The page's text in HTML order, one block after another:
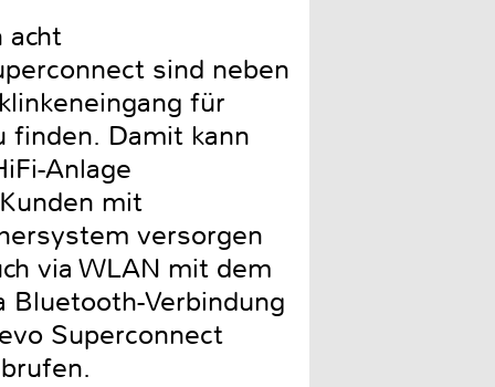
acht
sind neben
für
finden. Damit kann
Anlage
mit
versorgen
via WLAN mit dem
Verbindung
Superconnect